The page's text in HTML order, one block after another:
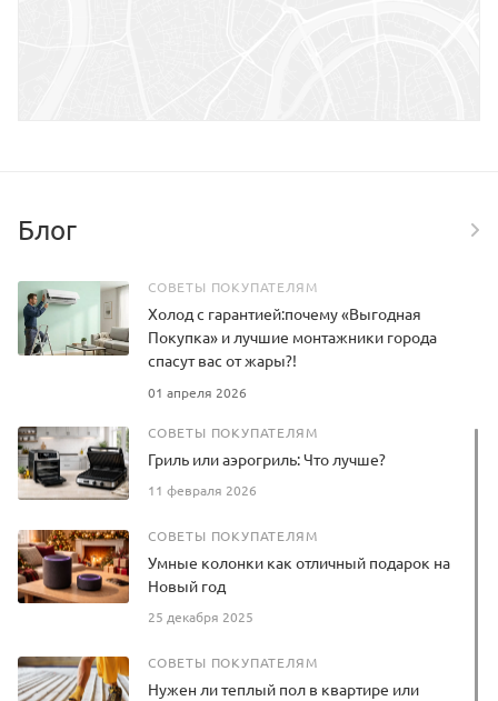
Блог
СОВЕТЫ ПОКУПАТЕЛЯМ
01 апреля 2026
Холод с гарантией:почему «Выгодная
Покупка» и лучшие монтажники города
спасут вас от жары?!
СОВЕТЫ ПОКУПАТЕЛЯМ
11 февраля 2026
Гриль или аэрогриль: Что лучше?
СОВЕТЫ ПОКУПАТЕЛЯМ
25 декабря 2025
Умные колонки как отличный подарок на
Новый год
СОВЕТЫ ПОКУПАТЕЛЯМ
Нужен ли теплый пол в квартире или